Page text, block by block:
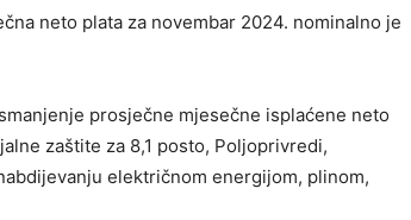
neto plata za novembar 2024. nominalno je
prosječne mjesečne isplaćene neto
zaštite za 8,1 posto, Poljoprivredi,
električnom energijom, plinom,